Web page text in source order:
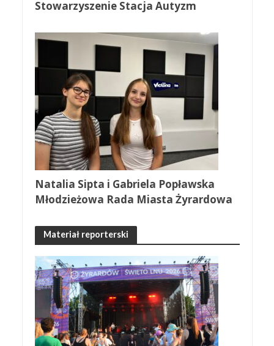
Stowarzyszenie Stacja Autyzm
Natalia Sipta i Gabriela Popławska
Młodzieżowa Rada Miasta Żyrardowa
Materiał reporterski